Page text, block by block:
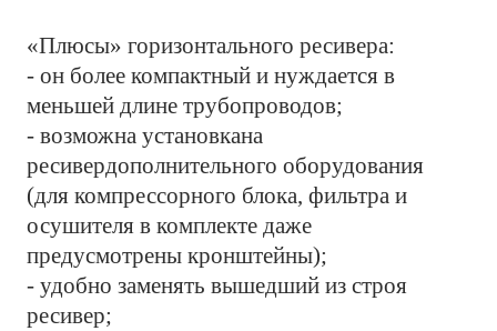
«Плюсы» горизонтального ресивера:
- он более компактный и нуждается в
меньшей длине трубопроводов;
- возможна установкана
ресивердополнительного оборудования
(для компрессорного блока, фильтра и
осушителя в комплекте даже
предусмотрены кронштейны);
- удобно заменять вышедший из строя
ресивер;